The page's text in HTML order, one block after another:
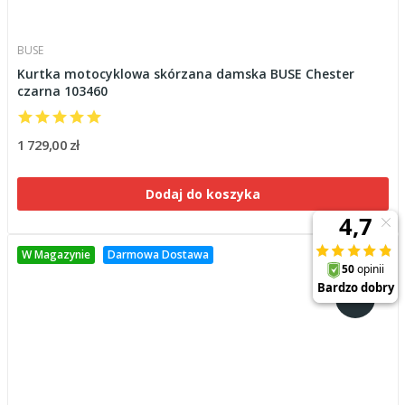
BUSE
Kurtka motocyklowa skórzana damska BUSE Chester
czarna 103460
1 729,00 zł
Dodaj do koszyka
W Magazynie Darmowa Dostawa